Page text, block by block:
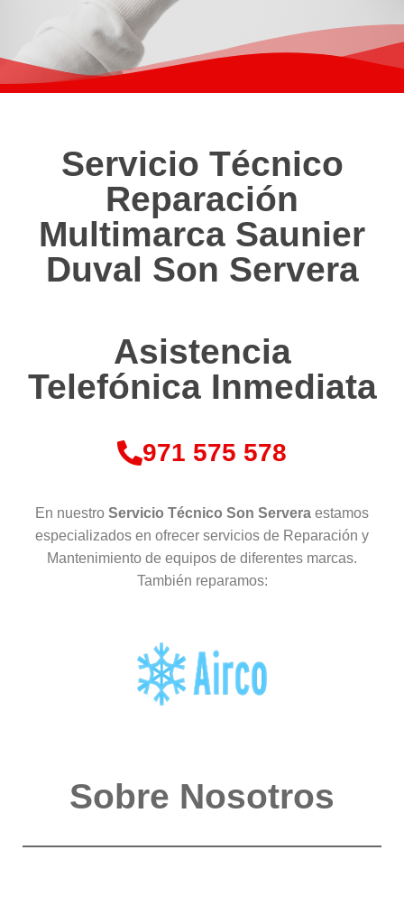
Servicio Técnico
Reparación
Multimarca Saunier
Duval Son Servera
Asistencia
Telefónica Inmediata
971 575 578
En nuestro Servicio Técnico Son Servera estamos
especializados en ofrecer servicios de Reparación y
Mantenimiento de equipos de diferentes marcas.
También reparamos:
Sobre Nosotros